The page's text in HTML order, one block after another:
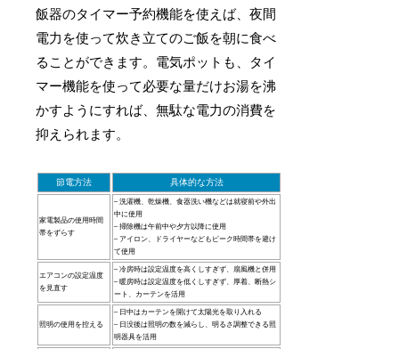
飯器のタイマー予約機能を使えば、夜間
電力を使って炊き立てのご飯を朝に食べ
ることができます。電気ポットも、タイ
マー機能を使って必要な量だけお湯を沸
かすようにすれば、無駄な電力の消費を
抑えられます。
節電方法 具体的な方法
家電製品の使用時間
帯をずらす
– 洗濯機、乾燥機、食器洗い機などは就寝前や外出
中に使用
– 掃除機は午前中や夕方以降に使用
– アイロン、ドライヤーなどもピーク時間帯を避け
て使用
エアコンの設定温度
を見直す
– 冷房時は設定温度を高くしすぎず、扇風機と併用
– 暖房時は設定温度を低くしすぎず、厚着、断熱シ
ート、カーテンを活用
照明の使用を控える
– 日中はカーテンを開けて太陽光を取り入れる
– 日没後は照明の数を減らし、明るさ調整できる照
明器具を活用